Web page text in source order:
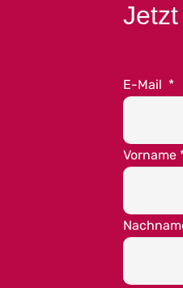
E-Mail *
Vorname